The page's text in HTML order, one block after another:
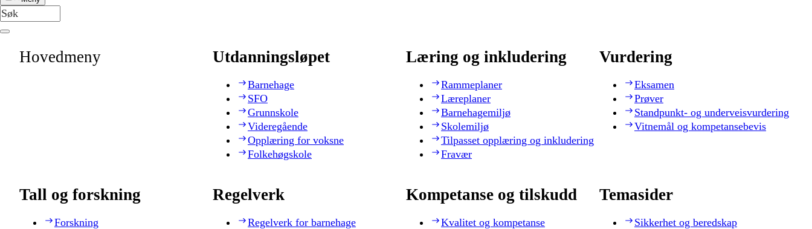
Hovedmeny Utdanningsløpet
Barnehage
SFO
Grunnskole
Videregående
Opplæring for voksne
Folkehøgskole
Læring og inkludering
Rammeplaner
Læreplaner
Barnehagemiljø
Skolemiljø
Tilpasset opplæring og inkludering
Fravær
Vurdering
Eksamen
Prøver
Standpunkt- og underveisvurdering
Vitnemål og kompetansebevis
Tall og forskning
Forskning
Regelverk
Regelverk for barnehage
Kompetanse og tilskudd
Kvalitet og kompetanse
Temasider
Sikkerhet og beredskap